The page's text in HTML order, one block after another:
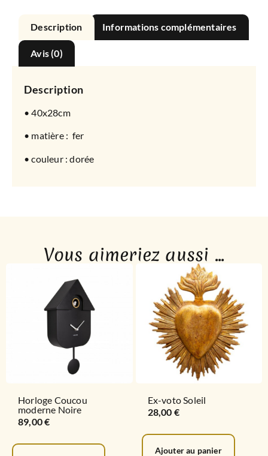
Description Informations complémentaires
Avis (0)
Description
• 40x28cm
• matière : fer
• couleur : dorée
Vous aimeriez aussi ...
Horloge Coucou
moderne Noire
89,00€
Ex-voto Soleil
28,00 €
Ajouter au panier